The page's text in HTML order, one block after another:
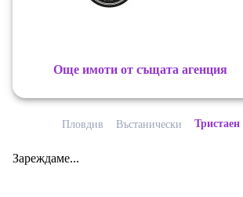
Още имоти от същата агенция
Пловдив Въстанически
Зареждаме...